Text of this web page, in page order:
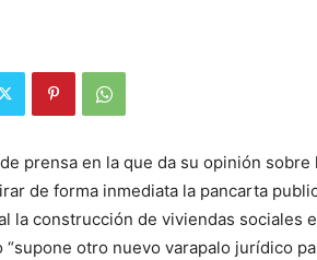
prensa en la que da su opinión
de forma inmediata la pancarta
la construcción de viviendas sociales
otro nuevo varapalo jurídico